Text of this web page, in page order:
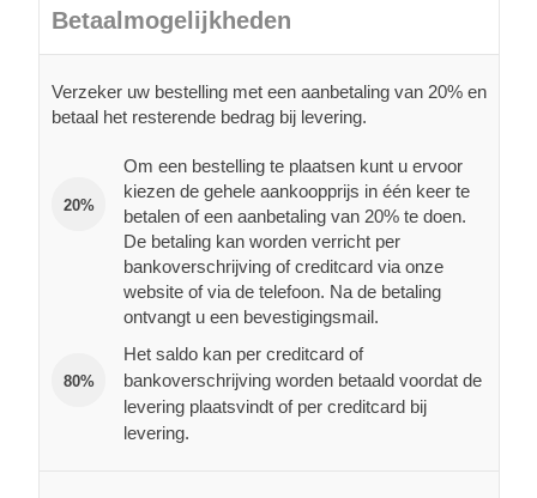
Betaalmogelijkheden
Verzeker uw bestelling met een aanbetaling van 20% en
betaal het resterende bedrag bij levering.
20%
Om een bestelling te plaatsen kunt u ervoor
kiezen de gehele aankoopprijs in één keer te
betalen of een aanbetaling van 20% te doen.
De betaling kan worden verricht per
bankoverschrijving of creditcard via onze
website of via de telefoon. Na de betaling
ontvangt u een bevestigingsmail.
80%
Het saldo kan per creditcard of
bankoverschrijving worden betaald voordat de
levering plaatsvindt of per creditcard bij
levering.